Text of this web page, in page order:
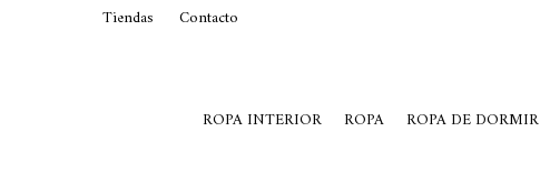
ROPA INTERIOR ROPA ROPA DE DORMIR
Tiendas Contacto